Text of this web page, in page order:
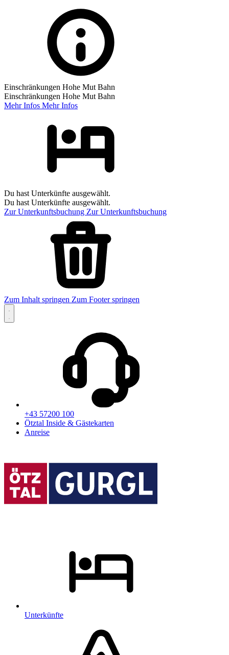
Einschränkungen Hohe Mut Bahn
Einschränkungen Hohe Mut Bahn
Mehr Infos Mehr Infos
Du hast Unterkünfte ausgewählt.
Du hast Unterkünfte ausgewählt.
Zur Unterkunftsbuchung Zur Unterkunftsbuchung
Zum Inhalt springen Zum Footer springen
+43 57200 100
Ötztal Inside & Gästekarten
Anreise
Unterkünfte